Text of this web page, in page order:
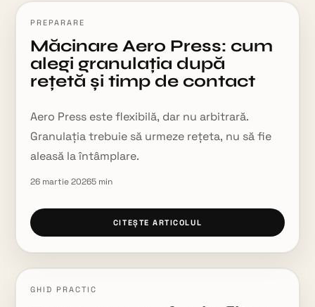
PREPARARE
Măcinare Aero Press: cum
alegi granulația după
rețetă și timp de contact
Aero Press este flexibilă, dar nu arbitrară.
Granulația trebuie să urmeze rețeta, nu să fie
aleasă la întâmplare.
26 martie 20265 min
CITEȘTE ARTICOLUL
GHID PRACTIC